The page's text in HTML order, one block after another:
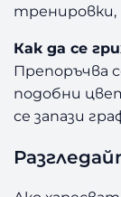
тренировки,
Как да се
Препоръчва
подобни
се запази